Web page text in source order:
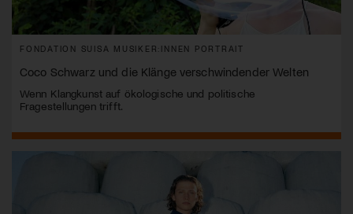
FONDATION SUISA MUSIKER:INNEN PORTRAIT
Coco Schwarz und die Klänge verschwindender Welten
Wenn Klangkunst auf ökologische und politische
Fragestellungen trifft.